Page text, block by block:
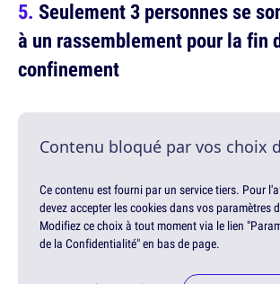
Seulement 3 personnes se
à un rassemblement pour la fin
confinement
Contenu bloqué par vos choix
Ce contenu est fourni par un service tiers. Pour
devez accepter les cookies dans vos paramètres
Modifiez ce choix à tout moment via le lien
de la Confidentialité" en bas de page.